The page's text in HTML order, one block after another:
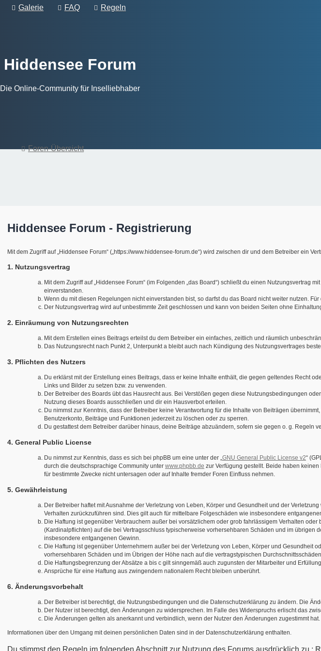
Galerie FAQ Regeln
Hiddensee Forum
Die Online-Community für Inselliebhaber
Foren-Übersicht
Hiddensee Forum - Registrierung
Mit dem Zugriff auf „Hiddensee Forum“ („https://www.hiddensee-forum.de“) wird zwischen dir und dem Betreiber ein
1. Nutzungsvertrag
Mit dem Zugriff auf „Hiddensee Forum“ (im Folgenden „das Board“) schließt du einen Nutzungsvertrag
einverstanden.
Wenn du mit diesen Regelungen nicht einverstanden bist, so darfst du das Board nicht weiter nutzen.
Der Nutzungsvertrag wird auf unbestimmte Zeit geschlossen und kann von beiden Seiten ohne
2. Einräumung von Nutzungsrechten
Mit dem Erstellen eines Beitrags erteilst du dem Betreiber ein einfaches, zeitlich und räumlich
Das Nutzungsrecht nach Punkt 2, Unterpunkt a bleibt auch nach Kündigung des Nutzungsvertrages
3. Pflichten des Nutzers
Du erklärst mit der Erstellung eines Beitrags, dass er keine Inhalte enthält, die gegen geltendes Recht
Links und Bilder zu setzen bzw. zu verwenden.
Der Betreiber des Boards übt das Hausrecht aus. Bei Verstößen gegen diese Nutzungsbedingungen
Nutzung dieses Boards ausschließen und dir ein Hausverbot erteilen.
Du nimmst zur Kenntnis, dass der Betreiber keine Verantwortung für die Inhalte von Beiträgen
Benutzerkonto, Beiträge und Funktionen jederzeit zu löschen oder zu sperren.
Du gestattest dem Betreiber darüber hinaus, deine Beiträge abzuändern, sofern sie gegen o. g.
4. General Public License
Du nimmst zur Kenntnis, dass es sich bei phpBB um eine unter der „GNU General Public License v2“
durch die deutschsprachige Community unter www.phpbb.de zur Verfügung gestellt. Beide haben
für bestimmte Zwecke nicht untersagen oder auf Inhalte fremder Foren Einfluss nehmen.
5. Gewährleistung
Der Betreiber haftet mit Ausnahme der Verletzung von Leben, Körper und Gesundheit und der
Verhalten zurückzuführen sind. Dies gilt auch für mittelbare Folgeschäden wie insbesondere
Die Haftung ist gegenüber Verbrauchern außer bei vorsätzlichem oder grob fahrlässigem Verhalten
(Kardinalpflichten) auf die bei Vertragsschluss typischerweise vorhersehbaren Schäden und im
insbesondere entgangenen Gewinn.
Die Haftung ist gegenüber Unternehmern außer bei der Verletzung von Leben, Körper und Gesundheit
vorhersehbaren Schäden und im Übrigen der Höhe nach auf die vertragstypischen
Die Haftungsbegrenzung der Absätze a bis c gilt sinngemäß auch zugunsten der Mitarbeiter und
Ansprüche für eine Haftung aus zwingendem nationalem Recht bleiben unberührt.
6. Änderungsvorbehalt
Der Betreiber ist berechtigt, die Nutzungsbedingungen und die Datenschutzerklärung zu ändern. Die
Der Nutzer ist berechtigt, den Änderungen zu widersprechen. Im Falle des Widerspruchs erlischt das
Die Änderungen gelten als anerkannt und verbindlich, wenn der Nutzer den Änderungen zugestimmt hat.
Informationen über den Umgang mit deinen persönlichen Daten sind in der Datenschutzerklärung enthalten.